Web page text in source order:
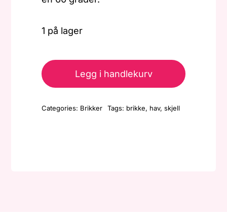
1 på lager
-
Hav/skjell
Legg i handlekurv
Categories: Brikker Tags: brikke, hav,skjell